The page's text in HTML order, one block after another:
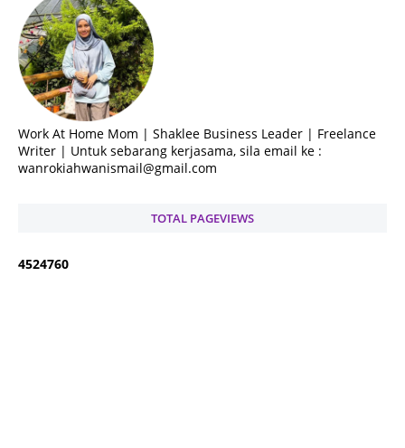
Work At Home Mom | Shaklee Business Leader | Freelance
Writer | Untuk sebarang kerjasama, sila email ke :
wanrokiahwanismail@gmail.com
TOTAL PAGEVIEWS
4524760